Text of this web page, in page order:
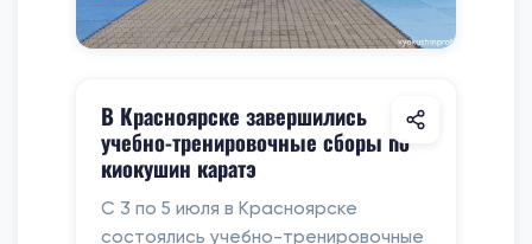
В Красноярске завершились
учебно-тренировочные сборы по
киокушин каратэ
С 3 по 5 июля в Красноярске
состоялись учебно-тренировочные